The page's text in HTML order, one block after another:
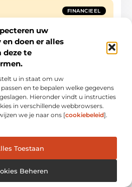
uw
en doen er alles
deze te
u in staat om uw
en te bepalen welke gegevens
Hieronder vindt u instructies
in verschillende webbrowsers.
we je naar ons [cookiebeleid].
Toestaan
Beheren
FINANCIEEL
gaan beleggen op de beurs, dan
Dat is een soort tussenpersoon